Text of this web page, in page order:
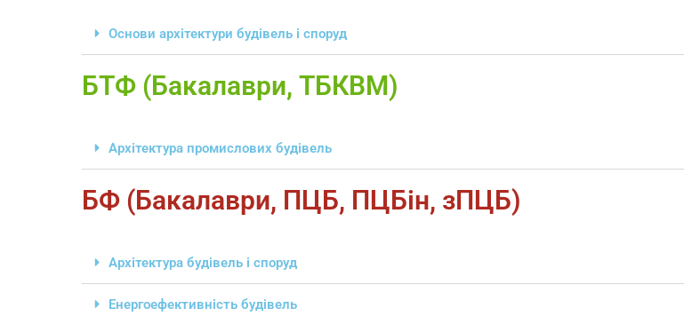
Основи архітектури будівель і споруд
БТФ (Бакалаври, ТБКВМ)
Архітектура промислових будівель
БФ (Бакалаври, ПЦБ, ПЦБін, зПЦБ)
Архітектура будівель і споруд
Енергоефективність будівель